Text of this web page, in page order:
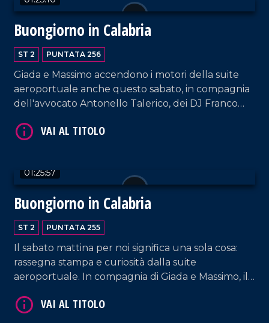
Buongiorno in Calabria
ST 2 PUNTATA 256
Giada e Massimo accendono i motori della suite
aeroportuale anche questo sabato, in compagnia
dell'avvocato Antonello Talerico, dei DJ Franco
Forciniti e Giovanni Buffone.
01:25:57
Buongiorno in Calabria
ST 2 PUNTATA 255
Il sabato mattina per noi significa una sola cosa:
rassegna stampa e curiosità dalla suite
aeroportuale. In compagnia di Giada e Massimo, il
sindaco di Mirto-Crosia Maria Teresa Aiello, la
VAI AL TITOLO
VAI AL TITOLO